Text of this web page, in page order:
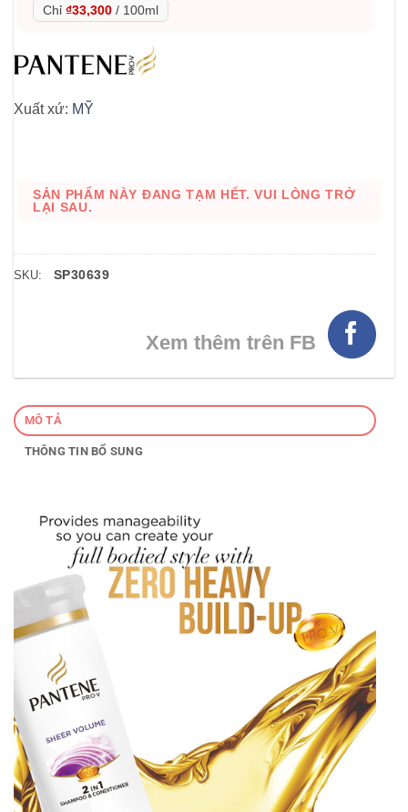
Chỉ ₫33,300 / 100ml
Xuất xứ: MỸ
SẢN PHẨM NÀY ĐANG TẠM HẾT. VUI LÒNG TRỞ
LẠI SAU.
SKU: SP30639
Xem thêm trên FB
MÔ TẢ
THÔNG TIN BỔ SUNG